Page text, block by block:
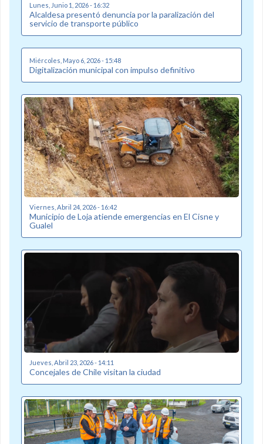
Lunes, Junio 1, 2026 - 16:32
Alcaldesa presentó denuncia por la paralización del
servicio de transporte público
Miércoles, Mayo 6, 2026 - 15:48
Digitalización municipal con impulso definitivo
Viernes, Abril 24, 2026 - 16:42
Municipio de Loja atiende emergencias en El Cisne y
Gualel
Jueves, Abril 23, 2026 - 14:11
Concejales de Chile visitan la ciudad